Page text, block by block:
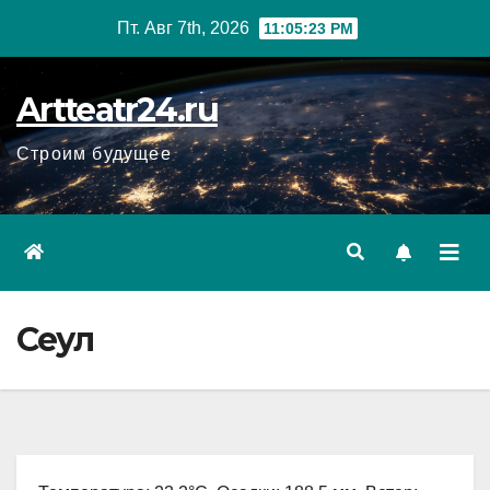
Пт. Авг 7th, 2026 11:05:24 PM
Artteatr24.ru
Строим будущее
Сеул